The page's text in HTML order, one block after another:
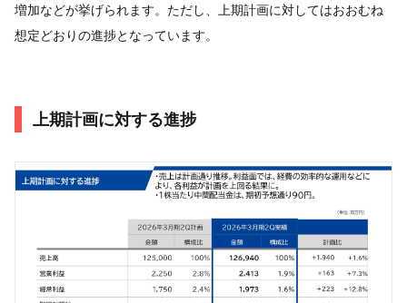
増加などが挙げられます。ただし、上期計画に対してはおおむね
想定どおりの進捗となっています。
上期計画に対する進捗